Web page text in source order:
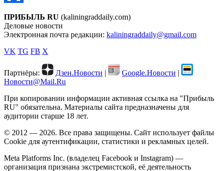
ПРИБЫЛЬ RU (kaliningraddaily.com)
Деловые новости
Электронная почта редакции: kaliningraddaily@gmail.com
VK TG FB X
Партнёры: Дзен.Новости | Google.Новости |
Новости@Mail.Ru
При копировании информации активная ссылка на "Прибыль
RU" обязательна. Материалы сайта предназначены для
аудитории старше 18 лет.
© 2012 — 2026. Все права защищены. Сайт использует файлы
Cookie для аутентификации, статистики и рекламных целей.
Meta Platforms Inc. (владелец Facebook и Instagram) —
организация признана экстремистской, её деятельность